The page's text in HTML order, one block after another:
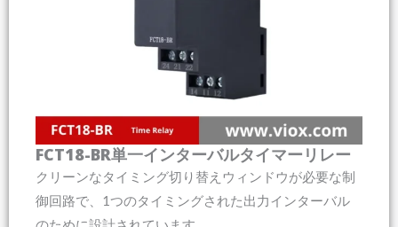
FCT18-BR単一インターバルタイマーリレー
クリーンなタイミング切り替えウィンドウが必要な制
御回路で、1つのタイミングされた出力インターバル